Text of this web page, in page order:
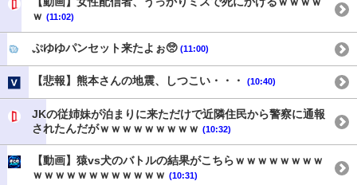
ｗ (11:02)
ぷゆゆパンセット来たよぉ🥺 (11:00)
【悲報】熊本さんの地震、しつこい・・・ (10:40)
JKの従姉妹が泊まりに来ただけで近隣住民から警察に通報
されたんだがｗｗｗｗｗｗｗｗｗ (10:32)
【動画】猿vs犬のバトルの結果がこちらｗｗｗｗｗｗｗｗ
ｗｗｗｗｗｗｗｗｗｗｗｗ (10:31)